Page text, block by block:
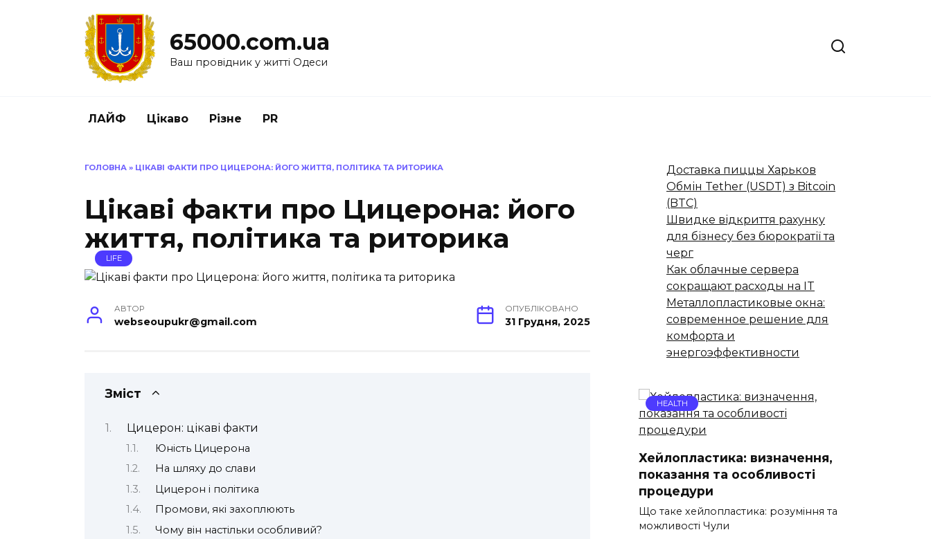
65000.com.ua
Ваш провідник у житті Одеси
ЛАЙФ Цікаво Різне PR
ГОЛОВНА » ЦІКАВІ ФАКТИ ПРО ЦИЦЕРОНА: ЙОГО ЖИТТЯ, ПОЛІТИКА ТА РИТОРИКА
Цікаві факти про Цицерона: його
життя, політика та риторика
LIFE
АВТОР
webseoupukr@gmail.com
ОПУБЛІКОВАНО
31 Грудня, 2025
Зміст
Цицерон: цікаві факти
Юність Цицерона
На шляху до слави
Цицерон і політика
Промови, які захоплюють
Чому він настільки особливий?
Доставка пиццы Харьков
Обмін Tether (USDT) з Bitcoin
(BTC)
Швидке відкриття рахунку
для бізнесу без бюрократії та
черг
Как облачные сервера
сокращают расходы на IT
Металлопластиковые окна:
современное решение для
комфорта и
энергоэффективности
HEALTH
Хейлопластика: визначення,
показання та особливості
процедури
Що таке хейлопластика: розуміння та
можливості Чули